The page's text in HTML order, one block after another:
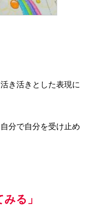
き活きとした表現に
分で自分を受け止め
る」